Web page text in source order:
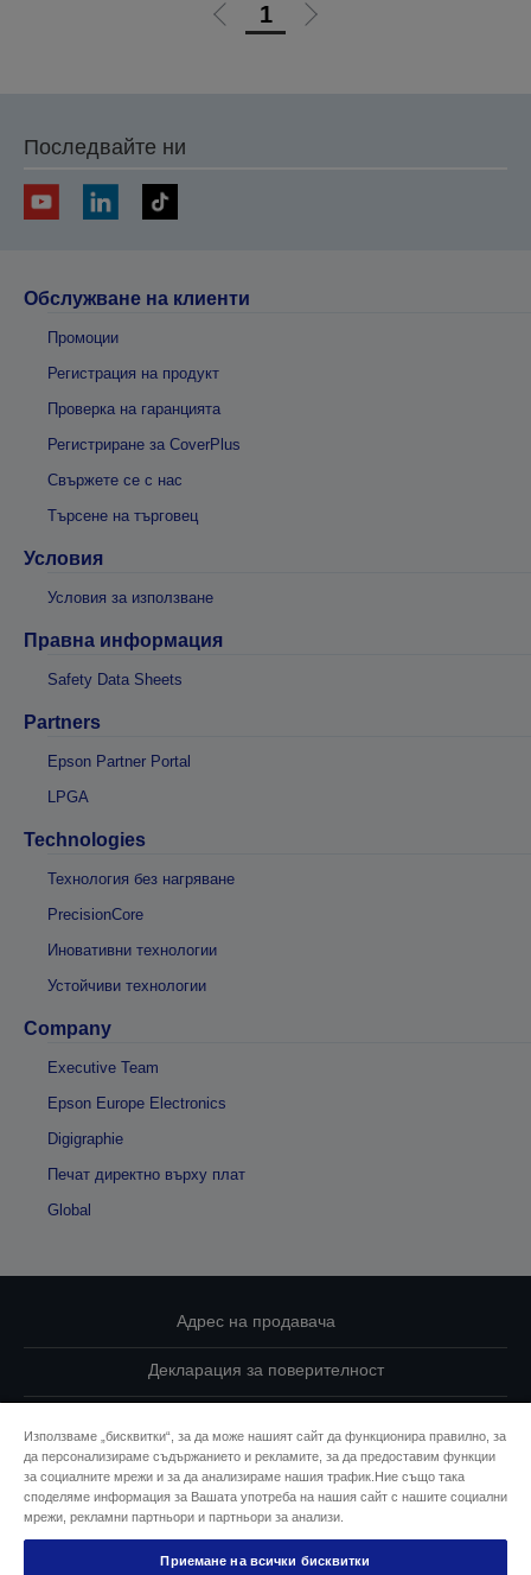
Отиди
1
Отиди
Последвайте ни
Обслужване на клиенти
Промоции
Регистрация на продукт
Проверка на гаранцията
Регистриране за CoverPlus
Свържете се с нас
Търсене на търговец
Условия
Условия за използване
Правна информация
Safety Data Sheets
Partners
Epson Partner Portal
LPGA
Technologies
Технология без нагряване
PrecisionCore
Иновативни технологии
Устойчиви технологии
Company
Executive Team
Epson Europe Electronics
Digigraphie
Печат директно върху плат
Global
Адрес на продавача
Декларация за поверителност
Свържете се с нас за Вашите данни
Информация за бисквитките
Ангажимент за достъпност на Epson
Използваме „бисквитки“, за да може нашият сайт да функционира правилно, за
да персонализираме съдържанието и рекламите, за да предоставим функции
за социалните мрежи и за да анализираме нашия трафик.Ние също така
споделяме информация за Вашата употреба на нашия сайт с нашите социални
мрежи, рекламни партньори и партньори за анализи.
Приемане на всички бисквитки